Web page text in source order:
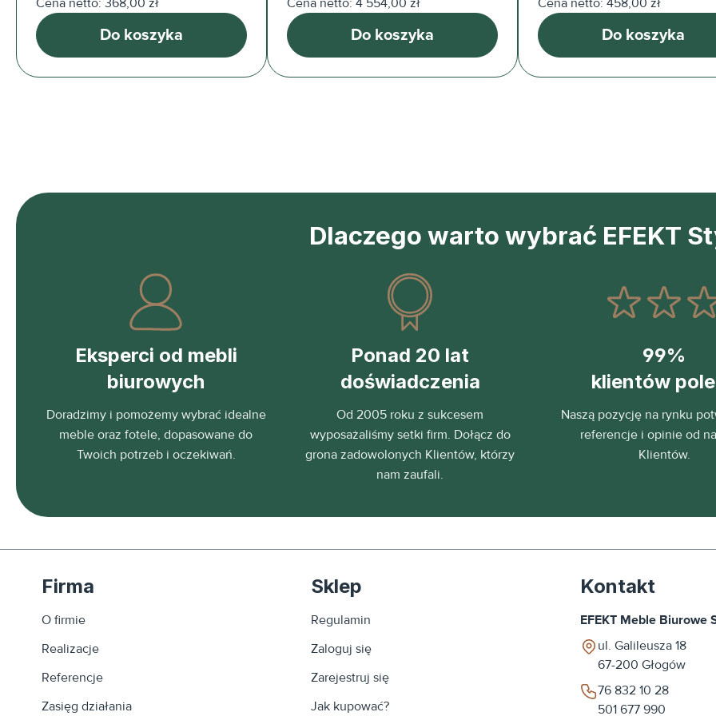
Cena netto: 368,00 zł
Do koszyka
Cena netto: 4 554,00 zł
Do koszyka
Cena netto: 458,00 zł
Do koszyka
Dlaczego warto wybrać EFEKT
Eksperci od mebli
biurowych
Doradzimy i pomożemy wybrać idealne
meble oraz fotele, dopasowane do
Twoich potrzeb i oczekiwań.
Ponad 20 lat
doświadczenia
Od 2005 roku z sukcesem
wyposażaliśmy setki firm. Dołącz do
grona zadowolonych Klientów, którzy
nam zaufali.
99%
klientów
Naszą pozycję na rynku
referencje i opinie od
Klientów.
Firma
O firmie
Realizacje
Referencje
Zasięg działania
Sklep
Regulamin
Zaloguj się
Zarejestruj się
Jak kupować?
Kontakt
EFEKT Meble Biurowe
ul. Galileusza 18
67-200 Głogów
76 832 10 28
501 677 990